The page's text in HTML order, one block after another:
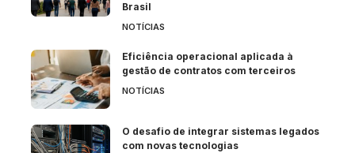
Brasil
NOTÍCIAS
Eficiência operacional aplicada à
gestão de contratos com terceiros
NOTÍCIAS
O desafio de integrar sistemas legados
com novas tecnologias